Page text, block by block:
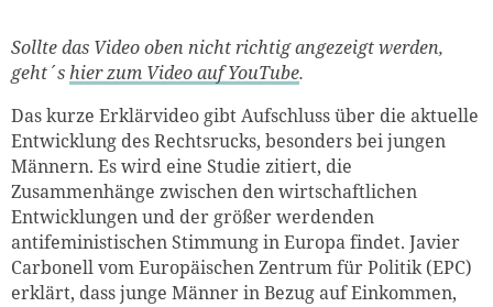
Sollte das Video oben nicht richtig angezeigt werden,
geht´shier zum Video auf YouTube.
Das kurze Erklärvideo gibt Aufschluss über die aktuelle
Entwicklung des Rechtsrucks, besonders bei jungen
Männern. Es wird eine Studie zitiert, die
Zusammenhänge zwischen den wirtschaftlichen
Entwicklungen und der größer werdenden
antifeministischen Stimmung in Europa findet. Javier
Carbonell vom Europäischen Zentrum für Politik (EPC)
erklärt, dass junge Männer in Bezug auf Einkommen,